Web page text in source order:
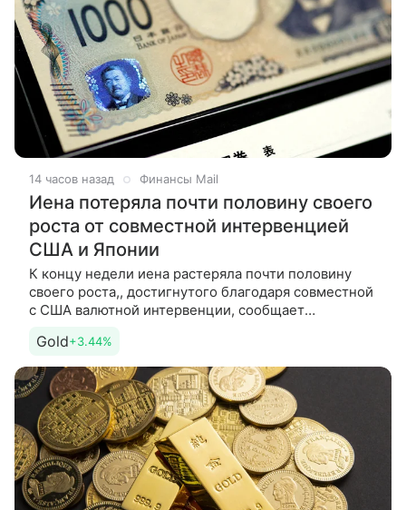
14 часов назад Финансы Mail
Иена потеряла почти половину своего
роста от совместной интервенцией
США и Японии
К концу недели иена растеряла почти половину
своего роста,, достигнутого благодаря совместной
с США валютной интервенции, сообщает
обстоятельство лишь
Gold+3.44%